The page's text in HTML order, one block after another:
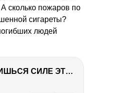
сколько пожаров по
сигареты?
людей
ТЫ УДИВИШЬСЯ СИЛЕ ЭТО ЧЕЛОВЕКА! Блог о нашей поездке в Вышний Волочек